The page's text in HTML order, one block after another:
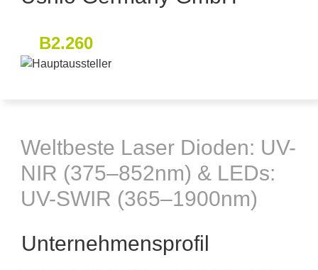
B2.260
Weltbeste Laser Dioden: UV-
NIR (375–852nm) & LEDs:
UV-SWIR (365–1900nm)
Unternehmensprofil